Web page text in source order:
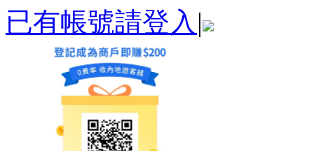
已有帳號請登入 |